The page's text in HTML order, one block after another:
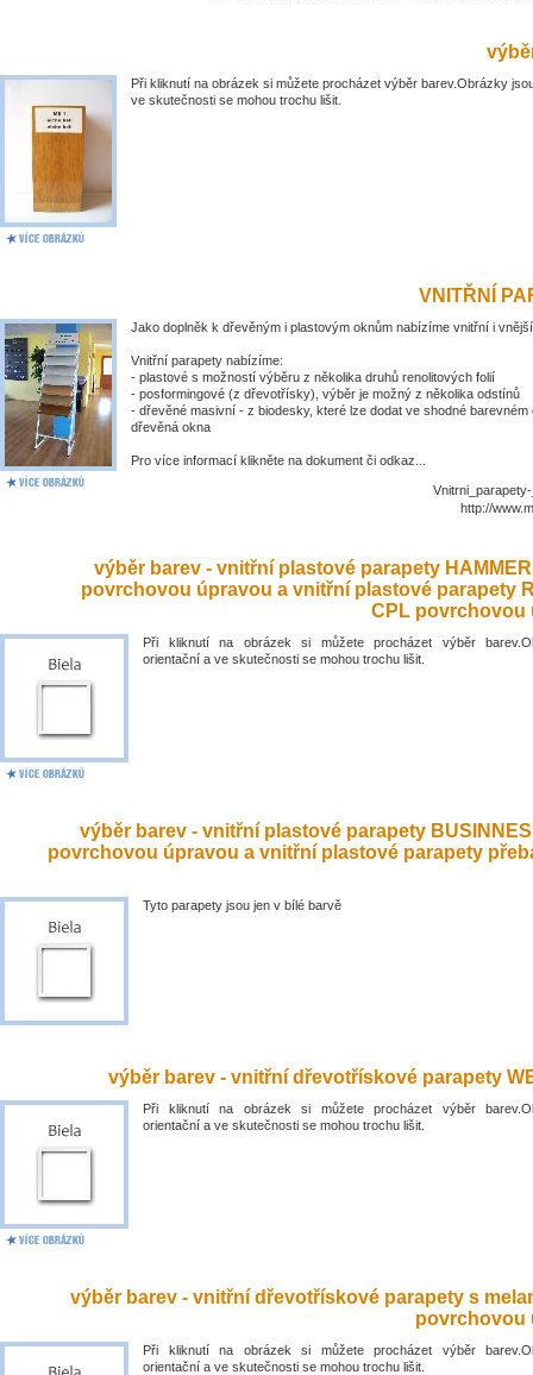
Při kliknutí na obrázek si můžete procházet výběr barev.Obrázky
ve skutečnosti se mohou trochu lišit.
VNITŘNÍ
Jako doplněk k dřevěným i plastovým oknům nabízíme vnitřní i
Vnitřní parapety nabízíme:
- plastové s možností výběru z několika druhů renolitových folií
- posformingové (z dřevotřísky), výběr je možný z několika odstínů
- dřevěné masivní - z biodesky, které lze dodat ve shodné barevném
dřevěná okna
Pro více informací klikněte na dokument či odkaz...
http://
výběr barev - vnitřní plastové parapety
povrchovou úpravou a vnitřní plastové parapety
CPL povrchovou
Při kliknutí na obrázek si můžete procházet výběr
orientační a ve skutečnosti se mohou trochu lišit.
výběr barev - vnitřní plastové parapety
povrchovou úpravou a vnitřní plastové parapety
Tyto parapety jsou jen v bílé barvě
výběr barev - vnitřní dřevotřískové parapety
Při kliknutí na obrázek si můžete procházet výběr
orientační a ve skutečnosti se mohou trochu lišit.
výběr barev - vnitřní dřevotřískové parapety s
povrchovou
Při kliknutí na obrázek si můžete procházet výběr
orientační a ve skutečnosti se mohou trochu lišit.